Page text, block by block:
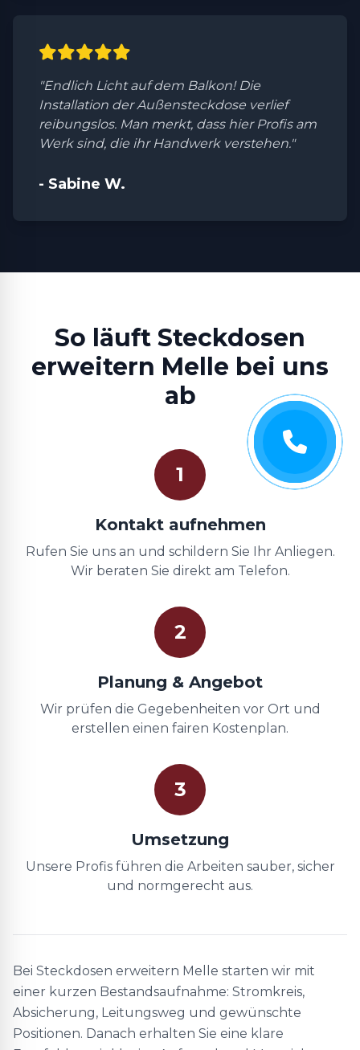
"Endlich Licht auf dem Balkon! Die
Installation der Außensteckdose verlief
reibungslos. Man merkt, dass hier Profis am
Werk sind, die ihr Handwerk verstehen."
- Sabine W.
So läuft Steckdosen
erweitern Melle bei uns
ab
1
Kontakt aufnehmen
Rufen Sie uns an und schildern Sie Ihr Anliegen.
Wir beraten Sie direkt am Telefon.
2
Planung & Angebot
Wir prüfen die Gegebenheiten vor Ort und
erstellen einen fairen Kostenplan.
3
Umsetzung
Unsere Profis führen die Arbeiten sauber, sicher
und normgerecht aus.
Bei Steckdosen erweitern Melle starten wir mit
einer kurzen Bestandsaufnahme: Stromkreis,
Absicherung, Leitungsweg und gewünschte
Positionen. Danach erhalten Sie eine klare